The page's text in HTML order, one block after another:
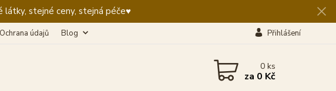
stejné ceny, stejná péče♥️
Ochrana údajů Blog Přihlášení
0ks
za 0 Kč